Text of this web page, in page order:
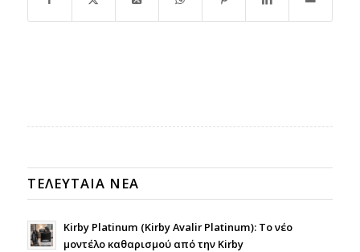
ΤΕΛΕΥΤΑΙΑ ΝΕΑ
Kirby Platinum (Kirby Avalir Platinum): Το νέο
μοντέλο καθαρισμού από την Kirby